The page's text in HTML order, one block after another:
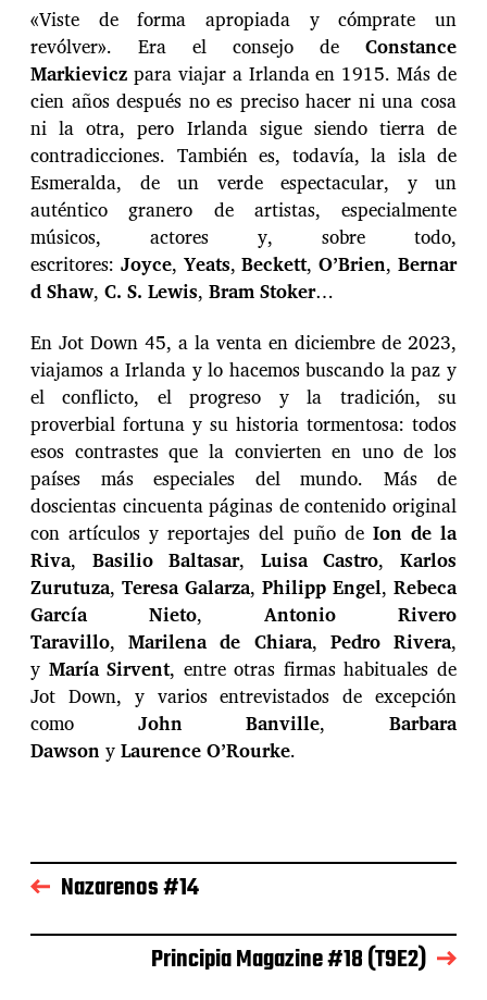
«Viste de forma apropiada y cómprate un
revólver». Era el consejo de Constance
Markievicz para viajar a Irlanda en 1915. Más de
cien años después no es preciso hacer ni una cosa
ni la otra, pero Irlanda sigue siendo tierra de
contradicciones. También es, todavía, la isla de
Esmeralda, de un verde espectacular, y un
auténtico granero de artistas, especialmente
músicos, actores y, sobre todo,
escritores: Joyce, Yeats,Beckett,O’Brien, Bernar
d Shaw, C. S. Lewis, Bram Stoker…
En Jot Down 45, a la venta en diciembre de 2023,
viajamos a Irlanda y lo hacemos buscando la paz y
el conflicto, el progreso y la tradición, su
proverbial fortuna y su historia tormentosa: todos
esos contrastes que la convierten en uno de los
países más especiales del mundo. Más de
doscientas cincuenta páginas de contenido original
con artículos y reportajes del puño de Ion de la
Riva, Basilio Baltasar, Luisa Castro,Karlos
Zurutuza, Teresa Galarza, Philipp Engel, Rebeca
García Nieto, Antonio Rivero
Taravillo,Marilena de Chiara, Pedro Rivera,
y María Sirvent, entre otras firmas habituales de
Jot Down, y varios entrevistados de excepción
como John Banville,Barbara
Dawson yLaurence O’Rourke.
Nazarenos #14
Principia Magazine #18 (T9E2)